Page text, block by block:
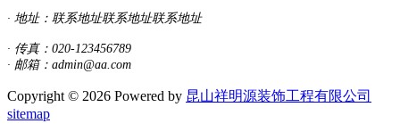
· 地址： 联系地址联系地址联系地址
· 传真：020-123456789
· 邮箱：admin@aa.com
Copyright © 2026 Powered by 昆山祥明源装饰工程有限公司
sitemap